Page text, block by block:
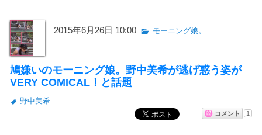
2015年6月26日 10:00 モーニング娘。
鳩嫌いのモーニング娘。野中美希が逃げ惑う姿が
VERY COMICAL！と話題
野中美希
コメント 1